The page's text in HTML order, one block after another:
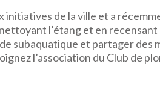
de la ville et a
l’étang et en
subaquatique et partager des
l’association du Club de